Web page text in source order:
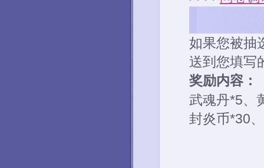
如果您被抽
送到您填写
奖励内容：
武魂丹*5、
封炎币*30